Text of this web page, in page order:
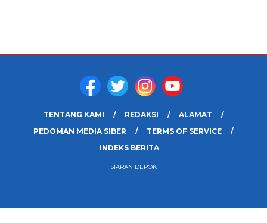
TENTANG KAMI REDAKSI
ALAMAT
PEDOMAN MEDIA SIBER
TERMS OF SERVICE
INDEKS BERITA
SIARAN DEPOK